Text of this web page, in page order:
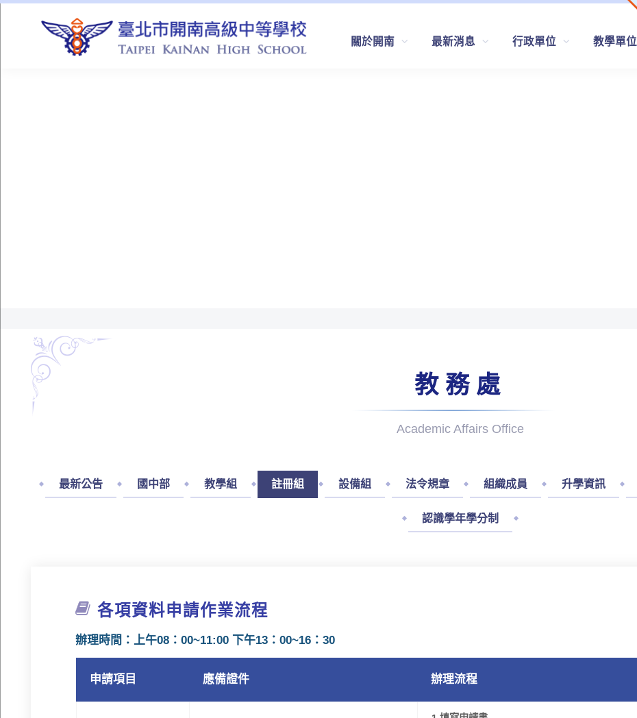
關於開南 最新消息 行政單位 教學單位
QUICK LINKS
教務處
Academic Affairs Office
最新公告 國中部 教學組 註冊組 設備組 法令規章 組織成員 升學資訊
認識學年學分制
各項資料申請作業流程
辦理時間：上午08：00~11:00 下午13：00~16：30
申請項目 應備證件 辦理流程